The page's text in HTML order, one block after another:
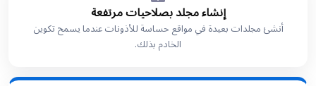
إنشاء مجلد بصلاحيات مرتفعة
أنشئ مجلدات بعيدة في مواقع حساسة للأذونات عندما يسمح تكوين
الخادم بذلك.